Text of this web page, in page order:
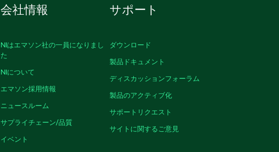
会社情報
NIはエマソン社の一員になりまし
た
NIについて
エマソン採用情報
ニュースルーム
サプライチェーン/品質
イベント
サポート
ダウンロード
製品ドキュメント
ディスカッションフォーラム
製品のアクティブ化
サポートリクエスト
サイトに関するご意見